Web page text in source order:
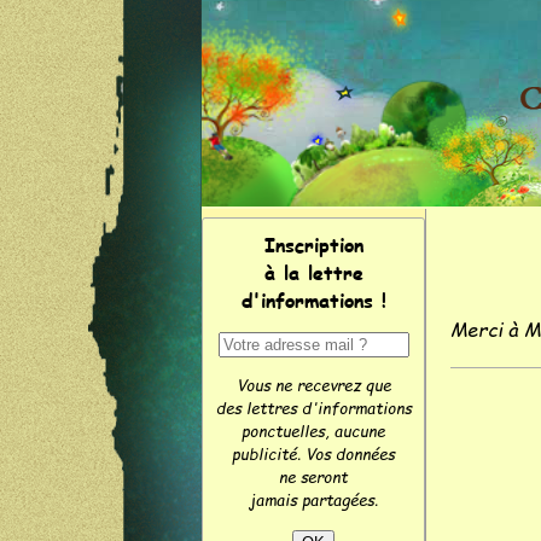
Inscription
à la lettre
d'informations !
Vous ne recevrez que
des lettres d'informations
ponctuelles, aucune
publicité. Vos données
ne seront
jamais partagées.
Merci à